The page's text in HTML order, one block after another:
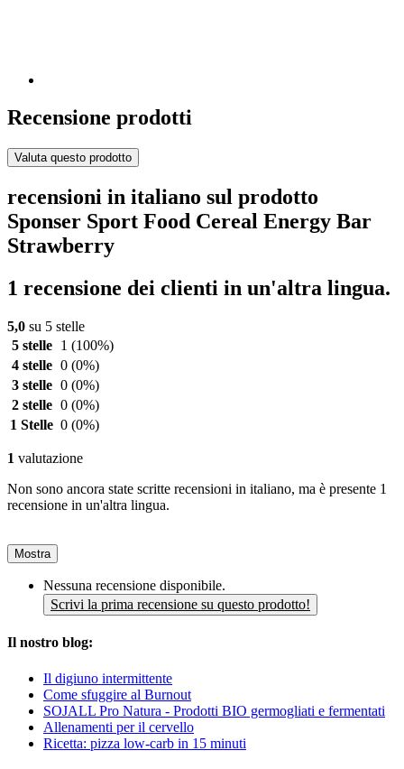
Recensione prodotti
Valuta questo prodotto
recensioni in italiano sul prodotto
Sponser Sport Food Cereal Energy Bar
Strawberry
1 recensione dei clienti in un'altra lingua.
5,0 su 5 stelle
5 stelle
1 (100%)
4 stelle 0 (0%)
3 stelle 0 (0%)
2 stelle 0 (0%)
1 Stelle 0 (0%)
1 valutazione
Non sono ancora state scritte recensioni in italiano, ma è presente 1
recensione in un'altra lingua.
Mostra
Nessuna recensione disponibile.
Scrivi la prima recensione su questo prodotto!
Il nostro blog:
Il digiuno intermittente
Come sfuggire al Burnout
SOJALL Pro Natura - Prodotti BIO germogliati e fermentati
Allenamenti per il cervello
Ricetta: pizza low-carb in 15 minuti